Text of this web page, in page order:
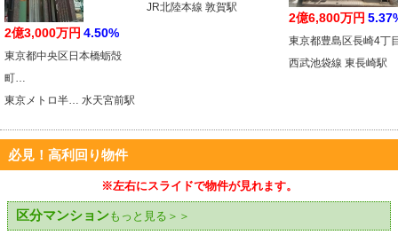
2億3,000万円 4.50%
東京都中央区日本橋蛎殻
町…
東京メトロ半… 水天宮前駅
JR北陸本線 敦賀駅
2億6,800万円
東京都豊島区長崎4丁
西武池袋線 東長崎駅
必見！高利回り物件
※左右にスライドで物件が見れます。
区分マンションもっと見る＞＞